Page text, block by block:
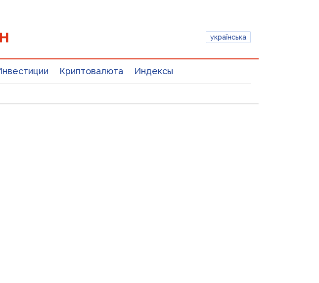
українська
Криптовалюта Индексы